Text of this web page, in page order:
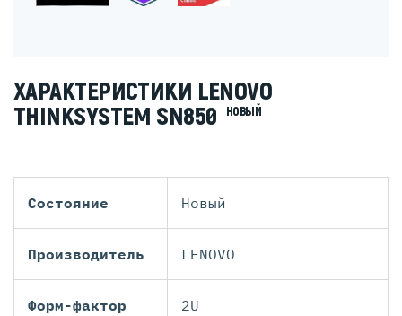
ХАРАКТЕРИСТИКИ LENOVO
THINKSYSTEM SN850
НОВЫЙ
Состояние Новый
Производитель LENOVO
Форм-фактор 2U